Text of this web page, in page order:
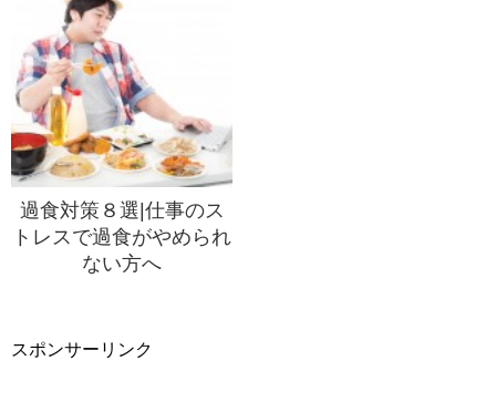
過食対策８選|仕事のス
トレスで過食がやめられ
ない方へ
スポンサーリンク